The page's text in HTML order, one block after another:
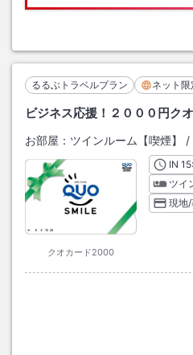
るるぶトラベルプラン ネット限
ビジネス応援！２０００円ク
お部屋： ツインルーム【喫煙】 /
クオカード2000
INチ
ツイ
現地